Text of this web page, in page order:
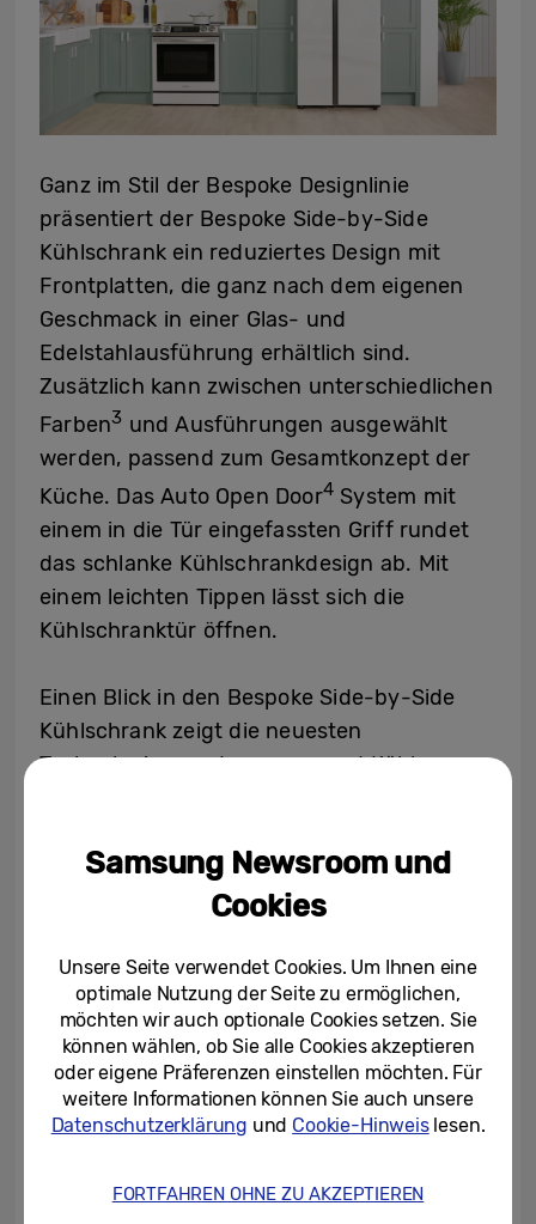
Ganz im Stil der Bespoke Designlinie
präsentiert der Bespoke Side-by-Side
Kühlschrank ein reduziertes Design mit
Frontplatten, die ganz nach dem eigenen
Geschmack in einer Glas- und
Edelstahlausführung erhältlich sind.
Zusätzlich kann zwischen unterschiedlichen
Farben3 und Ausführungen ausgewählt
werden, passend zum Gesamtkonzept der
Küche. Das Auto Open Door4 System mit
einem in die Tür eingefassten Griff rundet
das schlanke Kühlschrankdesign ab. Mit
einem leichten Tippen lässt sich die
Kühlschranktür öffnen.
Einen Blick in den Bespoke Side-by-Side
Kühlschrank zeigt die neuesten
Technologien zur Lagerung und Kühlung
AutoFill-Wasserkrug mit Infuser sorgt
jederzeit für perfekt gekühltes oder
Getränke gern noch kälter genießt, nutzt
den Dual Auto Ice Maker für frische
Eiswürfen oder Ice BitesTM.
Ganz so wie der Bespoke Side-by-Side
Gefrierschrank in eleganten Farben
Samsung Newsroom und
Cookies
Unsere Seite verwendet Cookies. Um Ihnen eine
optimale Nutzung der Seite zu ermöglichen,
möchten wir auch optionale Cookies setzen. Sie
können wählen, ob Sie alle Cookies akzeptieren
oder eigene Präferenzen einstellen möchten. Für
weitere Informationen können Sie auch unsere
Datenschutzerklärung und Cookie-Hinweislesen.
FORTFAHREN OHNE ZU AKZEPTIEREN